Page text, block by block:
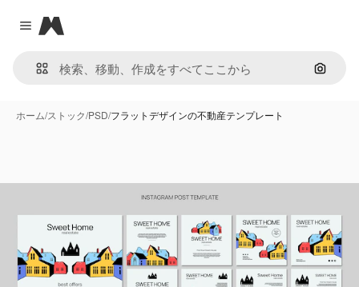
Close menu
Magnific
画像で
ホーム/ストック/PSD/フラットデザインの不動産テンプレート